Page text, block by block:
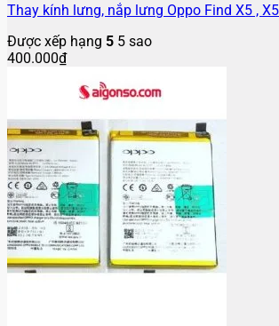
Thay kính lưng, nắp lưng Oppo Find X5 ,
Được xếp hạng 5 5 sao
400.000₫